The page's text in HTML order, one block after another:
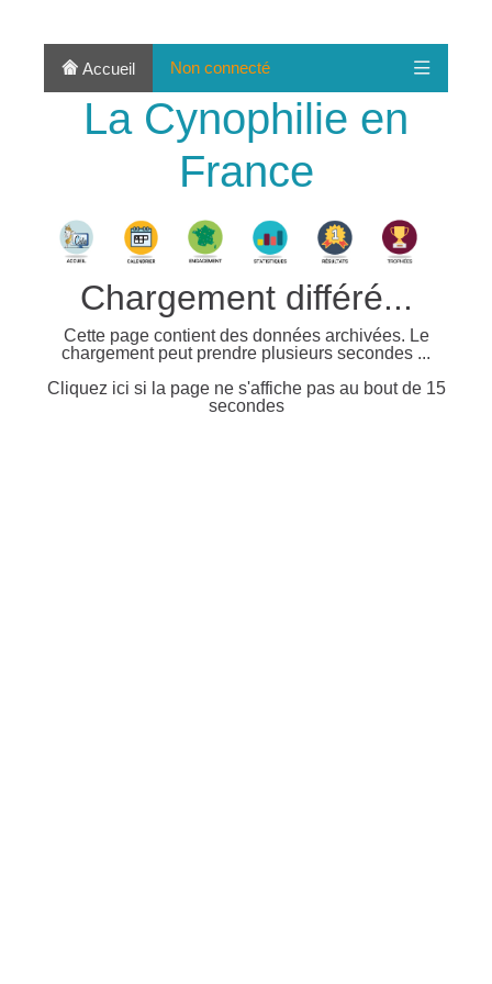
Accueil Non connecté
La Cynophilie en
France
Chargement différé...
Cette page contient des données archivées. Le
chargement peut prendre plusieurs secondes ...
Cliquez ici si la page ne s'affiche pas au bout de 15
secondes